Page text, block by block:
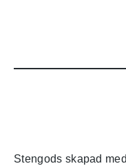
Stengods skapad